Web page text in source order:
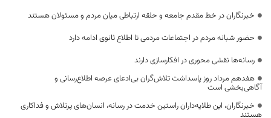
خبرنگاران در خط مقدم جامعه و حلقه ارتباطی میان مردم و مسئولان هستند
حضور شبانه مردم در اجتماعات مردمی تا اطلاع ثانوی ادامه دارد
رسانه‌ها نقشی محوری در افکارسازی دارند
هفدهم مرداد روز پاسداشت تلاش‌گران بی‌ادعای عرصه اطلاع‌رسانی و
آگاهی‌بخشی است
خبرنگاران، این طلایه‌داران راستین خدمت در رسانه، انسان‌های پرتلاش و فداکاری
هستند